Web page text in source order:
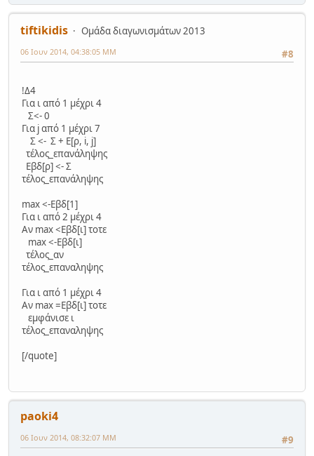
tiftikidis
Ομάδα διαγωνισμάτων 2013
#8
06 Ιουν 2014, 04:38:05 ΜΜ
!Δ4
Για ι από 1 μέχρι 4
Σ<- 0
Για j από 1 μέχρι 7
Σ <- Σ + Ε[ρ, i, j]
τέλος_επανάληψης
Εβδ[ρ] <- Σ
τέλος_επανάληψης
max <-Εβδ[1]
Για ι από 2 μέχρι 4
Αν max <Εβδ[ι] τοτε
max <-Εβδ[ι]
τέλος_αν
τέλος_επαναληψης
Για ι από 1 μέχρι 4
Αν max =Εβδ[ι] τοτε
εμφάνισε ι
τέλος_επαναληψης
[/quote]
paoki4
#9
06 Ιουν 2014, 08:32:07 ΜΜ